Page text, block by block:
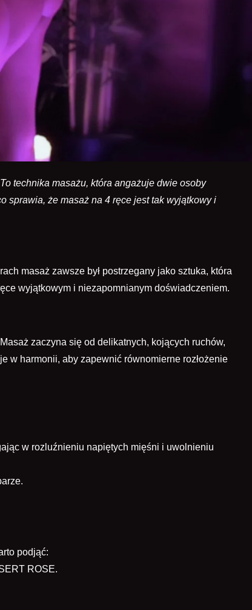
technika masażu, która angażuje dwie osoby
sprawia, że masaż na 4 ręce jest tak wyjątkowy i
masaż zawsze był postrzegany jako sztuka, która
wyjątkowym i niezapomnianym doświadczeniem.
zaczyna się od delikatnych, kojących ruchów,
w harmonii, aby zapewnić równomierne rozłożenie
w rozluźnieniu napiętych mięśni i uwolnieniu
podjąć:
ROSE.